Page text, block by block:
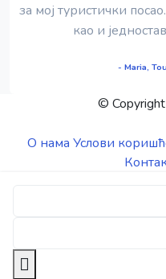
за мој туристички
као и
- Maria,
©
О нама Услови